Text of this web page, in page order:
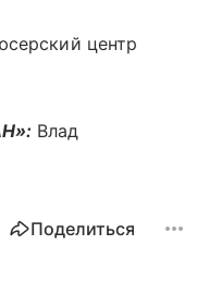
центр
Влад
Поделиться